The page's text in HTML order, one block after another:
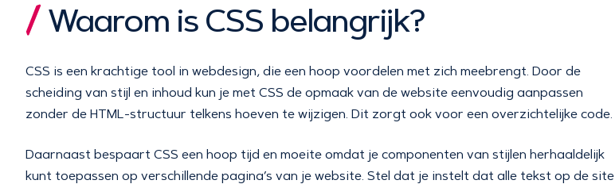
Waarom is CSS belangrijk?
CSS is een krachtige tool in webdesign, die een hoop voordelen met zich meebrengt. Door de
scheiding van stijl en inhoud kun je met CSS de opmaak van de website eenvoudig aanpassen
zonder de HTML-structuur telkens hoeven te wijzigen. Dit zorgt ook voor een overzichtelijke code.
Daarnaast bespaart CSS een hoop tijd en moeite omdat je componenten van stijlen herhaaldelijk
kunt toepassen op verschillende pagina’s van je website. Stel dat je instelt dat alle tekst op de site